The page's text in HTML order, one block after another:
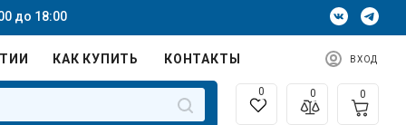
до 18:00
КАК КУПИТЬ КОНТАКТЫ ВХОД
0 0 0